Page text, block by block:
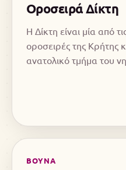
Οροσειρά Δίκτη
Η Δίκτη είναι μία από
οροσειρές της Κρήτης
ανατολικό τμήμα του
ΒΟΥΝΑ